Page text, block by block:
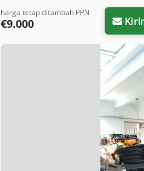
harga tetap ditambah PPN
€9.000